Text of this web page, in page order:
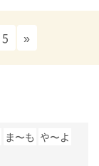
5 »
ま〜も や〜よ